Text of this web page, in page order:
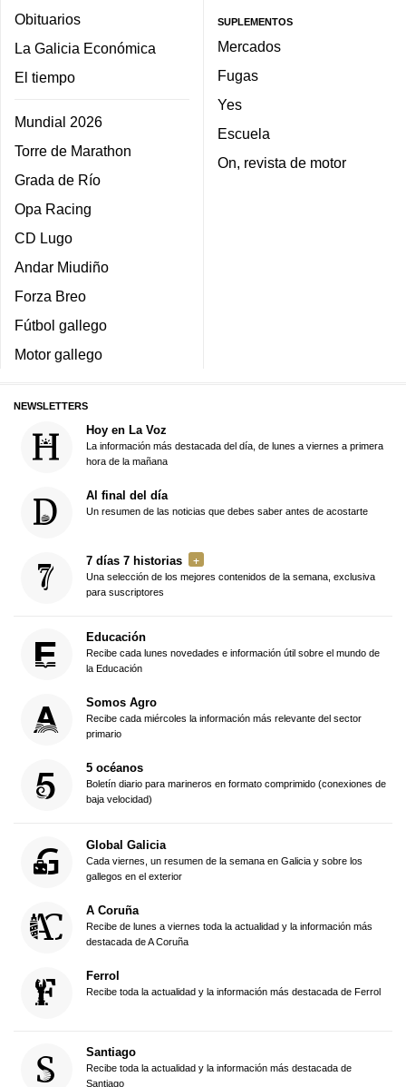
Obituarios
La Galicia Económica
El tiempo
Mundial 2026
Torre de Marathon
Grada de Río
Opa Racing
CD Lugo
Andar Miudiño
Forza Breo
Fútbol gallego
Motor gallego
SUPLEMENTOS
Mercados
Fugas
Yes
Escuela
On, revista de motor
NEWSLETTERS
Hoy en La Voz
La información más destacada del día, de lunes a viernes a primera
hora de la mañana
Al final del día
Un resumen de las noticias que debes saber antes de acostarte
7 días 7 historias
Una selección de los mejores contenidos de la semana, exclusiva
para suscriptores
Educación
Recibe cada lunes novedades e información útil sobre el mundo de
la Educación
Somos Agro
Recibe cada miércoles la información más relevante del sector
primario
5 océanos
Boletín diario para marineros en formato comprimido (conexiones de
baja velocidad)
Global Galicia
Cada viernes, un resumen de la semana en Galicia y sobre los
gallegos en el exterior
A Coruña
Recibe de lunes a viernes toda la actualidad y la información más
destacada de A Coruña
Ferrol
Recibe toda la actualidad y la información más destacada de Ferrol
Santiago
Recibe toda la actualidad y la información más destacada de
Santiago